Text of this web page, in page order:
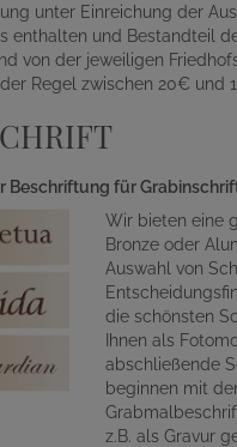
unter Einreichung der
enthalten und Bestandteil
von der jeweiligen
Regel zwischen 20€ und
Beschriftung für
Wir bieten eine
Bronze oder
Auswahl von
die schönsten
Ihnen als
abschließende
beginnen mit
z.B. als Gravur